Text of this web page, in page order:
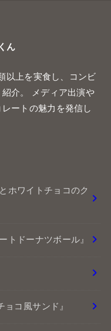
ん
以上を実食し、コンビ
介。 メディア出演や
ートの魅力を発信し
ホワイトチョコのク
トドーナツボール』
コ風サンド』